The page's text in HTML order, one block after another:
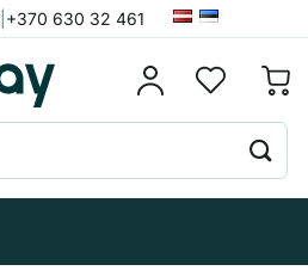
+370 630 32 461